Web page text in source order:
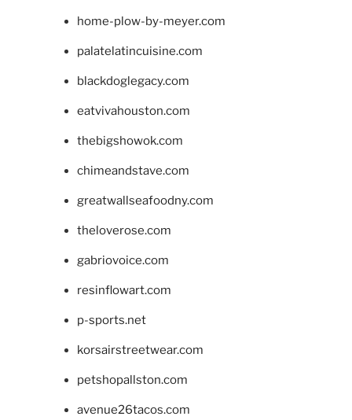
home-plow-by-meyer.com
palatelatincuisine.com
blackdoglegacy.com
eatvivahouston.com
thebigshowok.com
chimeandstave.com
greatwallseafoodny.com
theloverose.com
gabriovoice.com
resinflowart.com
p-sports.net
korsairstreetwear.com
petshopallston.com
avenue26tacos.com